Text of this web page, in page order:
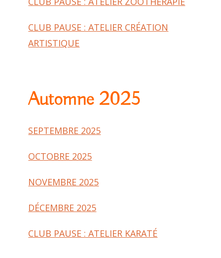
CLUB PAUSE : ATELIER CRÉATION
ARTISTIQUE
Automne 2025
SEPTEMBRE 2025
OCTOBRE 2025
NOVEMBRE 2025
DÉCEMBRE 2025
CLUB PAUSE : ATELIER KARATÉ